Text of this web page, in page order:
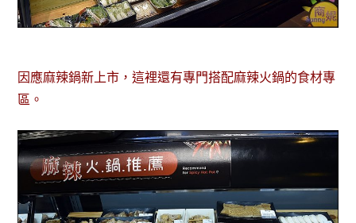
因應麻辣鍋新上市，這裡還有專門搭配麻辣火鍋的食材專
區。